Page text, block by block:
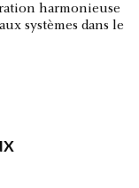
harmonieuse
systèmes dans le